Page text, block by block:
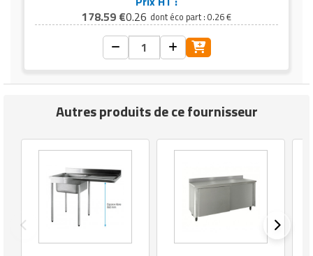
178.59 €0.26 dont éco part : 0.26 €
Autres produits de ce fournisseur